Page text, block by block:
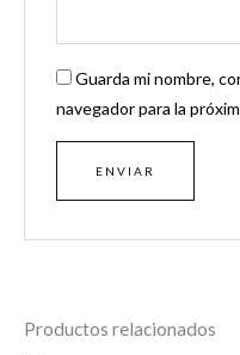
Guarda mi nombre,
navegador para la
Productos relacionados